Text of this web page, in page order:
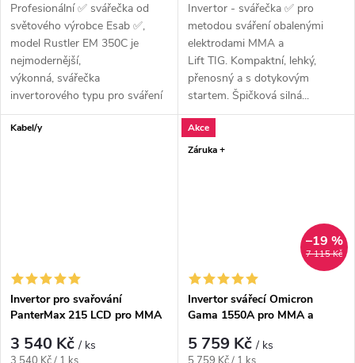
Profesionální ✅ svářečka od
světového výrobce Esab ✅,
model Rustler EM 350C je
nejmodernější,
výkonná, svářečka
invertorového typu pro sváření
v ochranné atmosféře...
Invertor - svářečka ✅ pro
metodou sváření obalenými
elektrodami MMA a
Lift TIG. Kompaktní, lehký,
přenosný a s dotykovým
startem. Špičková silná...
Kabel/y
Invertor pro svařování
PanterMax 215 LCD pro MMA
3 540 Kč/ ks
Měrná cena:
Akce
Záruka +
7 115 Kč
–19 %
Invertor svářecí Omicron
Gama 1550A pro MMA a
5 759 Kč/ ks
Měrná cena: